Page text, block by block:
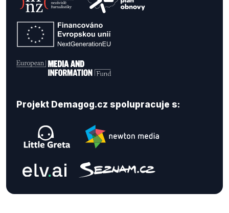
Projekt Demagog.cz spolupracuje s: